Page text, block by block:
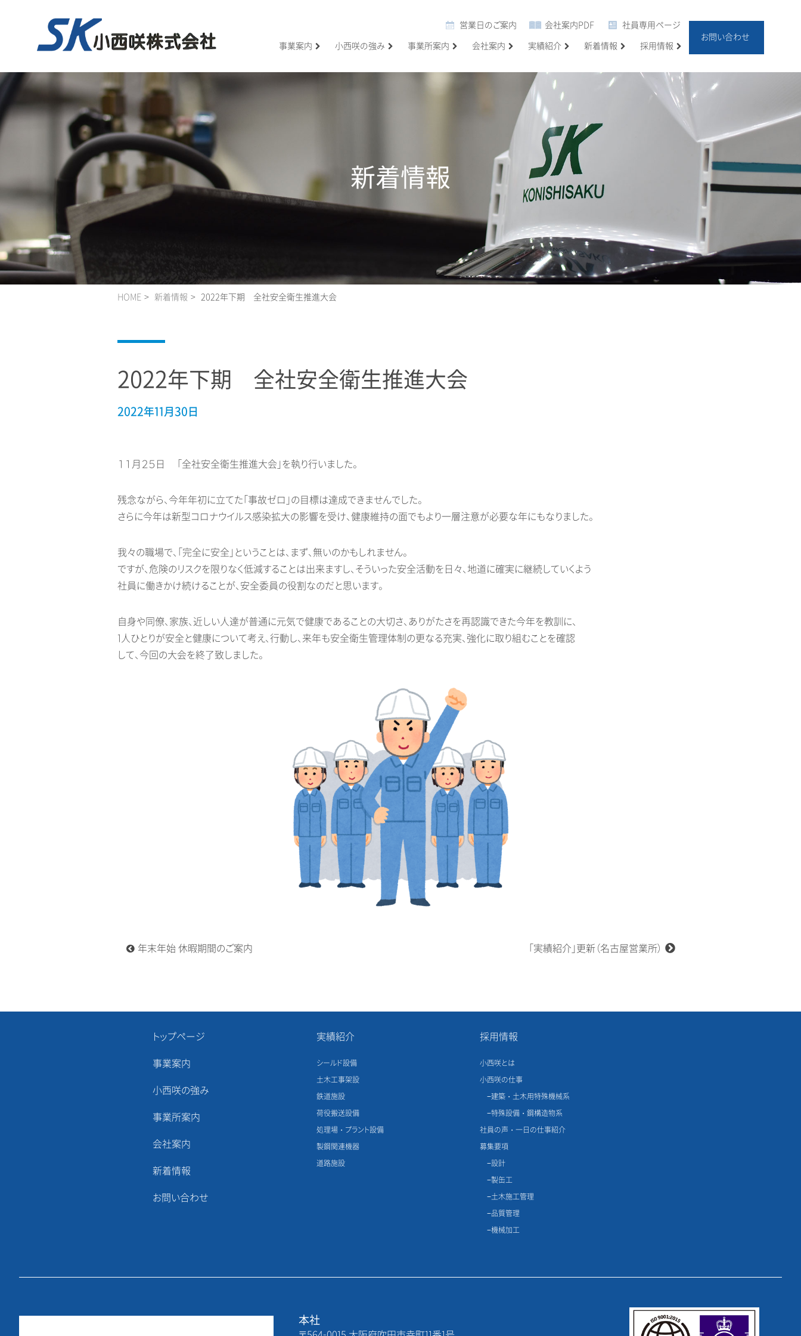
営業日のご案内 会社案内PDF
社員専用ページ
事業案内
小西咲の強み 事業所案内 会社案内 実績紹介 新着情報 採用情報
お問い合わせ
新着情報
HOME 新着情報 2022年下期 全社安全衛生推進大会
2022年下期 全社安全衛生推進大会
2022年11月30日
１１月２５日 「全社安全衛生推進大会」を執り行いました。
残念ながら、今年年初に立てた「事故ゼロ」の目標は達成できませんでした。
さらに今年は新型コロナウイルス感染拡大の影響を受け、健康維持の面でもより一層注意が必要な年にもなりました。
我々の職場で、「完全に安全」ということは、まず、無いのかもしれません。
ですが、危険のリスクを限りなく低減することは出来ますし、そういった安全活動を日々、地道に確実に継続していくよう
社員に働きかけ続けることが、安全委員の役割なのだと思います。
自身や同僚、家族、近しい人達が普通に元気で健康であることの大切さ、ありがたさを再認識できた今年を教訓に、
1人ひとりが安全と健康について考え、行動し、来年も安全衛生管理体制の更なる充実、強化に取り組むことを確認
して、今回の大会を終了致しました。
シ
年末年始 休暇期間のご案内 「実績紹介」更新（名古屋営業所）
トップページ
事業案内
小西咲の強み
事業所案内
会社案内
新着情報
お問い合わせ
実績紹介
シールド設備
土木工事架設
鉄道施設
荷役搬送設備
処理場・プラント設備
製鋼関連機器
道路施設
採用情報
小西咲とは
小西咲の仕事
建築・土木用特殊機械系
特殊設備・鋼構造物系
社員の声・一日の仕事紹介
募集要項
設計
製缶工
土木施工管理
品質管理
機械加工
本社